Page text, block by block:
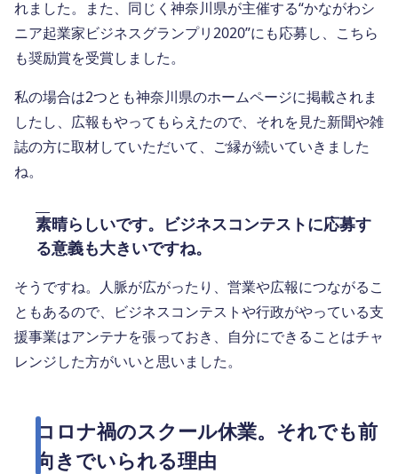
れました。また、同じく神奈川県が主催する“かながわシ
ニア起業家ビジネスグランプリ2020”にも応募し、こちら
も奨励賞を受賞しました。
私の場合は2つとも神奈川県のホームページに掲載されま
したし、広報もやってもらえたので、それを見た新聞や雑
誌の方に取材していただいて、ご縁が続いていきました
ね。
素晴らしいです。ビジネスコンテストに応募す
る意義も大きいですね。
そうですね。人脈が広がったり、営業や広報につながるこ
ともあるので、ビジネスコンテストや行政がやっている支
援事業はアンテナを張っておき、自分にできることはチャ
レンジした方がいいと思いました。
コロナ禍のスクール休業。それでも前
向きでいられる理由